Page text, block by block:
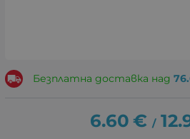
Безплатна доставка над
6.60 € /